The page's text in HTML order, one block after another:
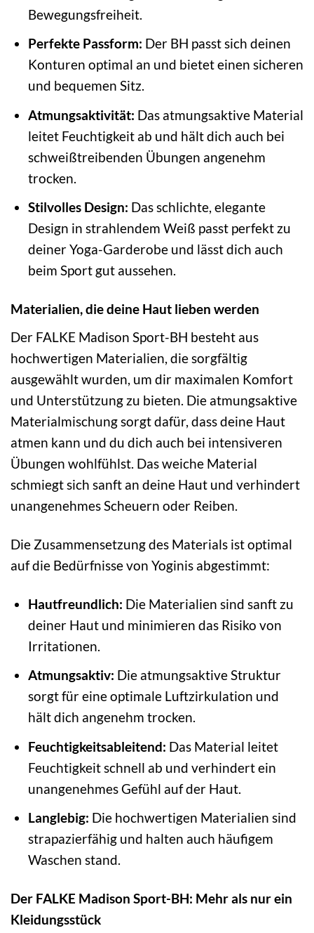
Bewegungsfreiheit.
Perfekte Passform: Der BH passt sich deinen
Konturen optimal an und bietet einen sicheren
und bequemen Sitz.
Atmungsaktivität: Das atmungsaktive Material
leitet Feuchtigkeit ab und hält dich auch bei
schweißtreibenden Übungen angenehm
trocken.
Stilvolles Design: Das schlichte, elegante
Design in strahlendem Weiß passt perfekt zu
deiner Yoga-Garderobe und lässt dich auch
beim Sport gut aussehen.
Materialien, die deine Haut lieben werden
Der FALKE Madison Sport-BH besteht aus
hochwertigen Materialien, die sorgfältig
ausgewählt wurden, um dir maximalen Komfort
und Unterstützung zu bieten. Die atmungsaktive
Materialmischung sorgt dafür, dass deine Haut
atmen kann und du dich auch bei intensiveren
Übungen wohlfühlst. Das weiche Material
schmiegt sich sanft an deine Haut und verhindert
unangenehmes Scheuern oder Reiben.
Die Zusammensetzung des Materials ist optimal
auf die Bedürfnisse von Yoginis abgestimmt:
Hautfreundlich: Die Materialien sind sanft zu
deiner Haut und minimieren das Risiko von
Irritationen.
Atmungsaktiv: Die atmungsaktive Struktur
sorgt für eine optimale Luftzirkulation und
hält dich angenehm trocken.
Feuchtigkeitsableitend: Das Material leitet
Feuchtigkeit schnell ab und verhindert ein
unangenehmes Gefühl auf der Haut.
Langlebig: Die hochwertigen Materialien sind
strapazierfähig und halten auch häufigem
Waschen stand.
Der FALKE Madison Sport-BH: Mehr als nur ein
Kleidungsstück